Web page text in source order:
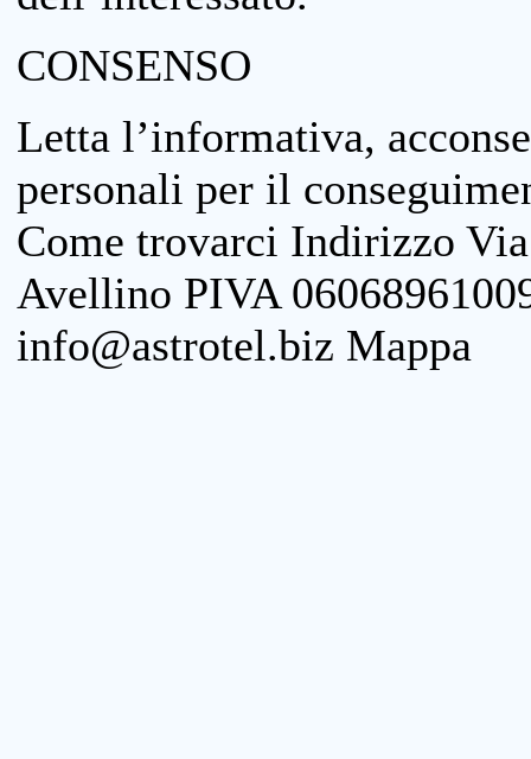
CONSENSO
Letta l’informativa,
personali per il
Come trovarci Indirizzo
Avellino PIVA
info@astrotel.biz Mappa